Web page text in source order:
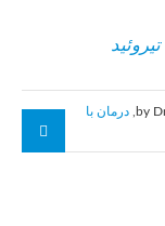
درمان با